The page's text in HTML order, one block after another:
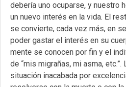
debería uno ocuparse, y nuestro
un nuevo interés en la vida. El
se convierte, cada vez más, en
poder gastar el interés en su
mente se conocen por fin y el
de “mis migrañas, mi asma,
situación inacabada por